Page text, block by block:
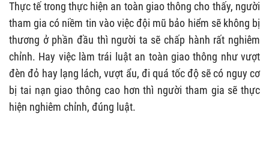
Thực tế trong thực hiện an toàn giao thông cho thấy, người
tham gia có niềm tin vào việc đội mũ bảo hiểm sẽ không bị
thương ở phần đầu thì người ta sẽ chấp hành rất nghiêm
chỉnh. Hay việc làm trái luật an toàn giao thông như vượt
đèn đỏ hay lạng lách, vượt ẩu, đi quá tốc độ sẽ có nguy cơ
bị tai nạn giao thông cao hơn thì người tham gia sẽ thực
hiện nghiêm chỉnh, đúng luật.